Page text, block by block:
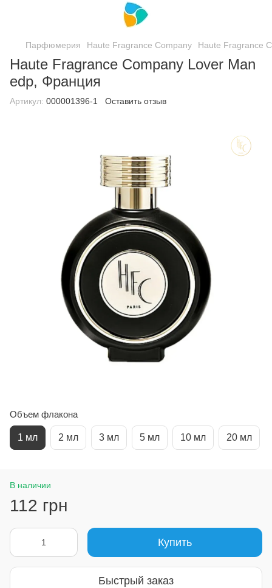
Парфюмерия Haute Fragrance Company Haute Fragrance
Haute Fragrance Company Lover Man
edp, Франция
Артикул: 000001396-1 Оставить отзыв
Объем флакона
1 мл 2 мл 3 мл 5 мл 10 мл 20 мл
В наличии
112 грн
Купить
Быстрый заказ